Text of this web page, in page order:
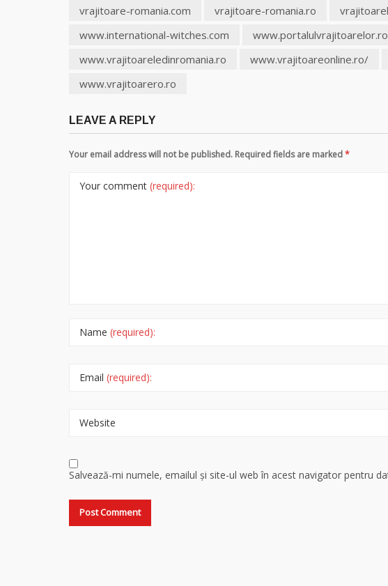
vrajitoare-romania.com
vrajitoare-romania.ro
www.international-witches.com
www.portalulvrajitoarelor.ro
www.vrajitoareledinromania.ro
www.vrajitoareonline.ro/
www.vrajitoarero.ro
LEAVE A REPLY
Your email address will not be published. Required fields are marked*
Your comment (required):
Name (required):
Email (required):
Website
Salvează-mi numele, emailul și site-ul web în acest navigator pentru